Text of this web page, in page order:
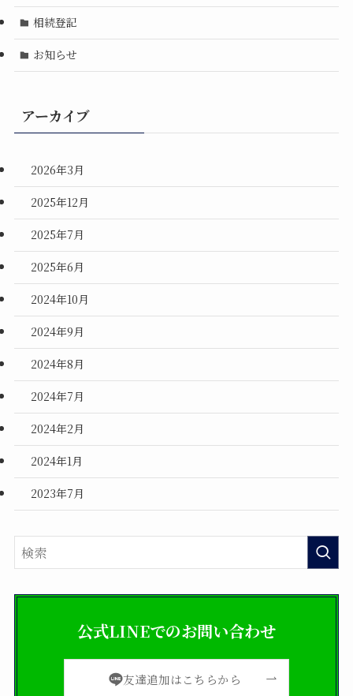
相続登記
お知らせ
アーカイブ
2026年3月
2025年12月
2025年7月
2025年6月
2024年10月
2024年9月
2024年8月
2024年7月
2024年2月
2024年1月
2023年7月
公式LINEでのお問い合わせ
友達追加はこちらから